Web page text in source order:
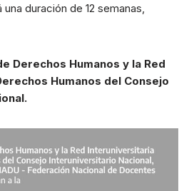
duración de 12 semanas,
Derechos Humanos y la Red
Humanos del Consejo